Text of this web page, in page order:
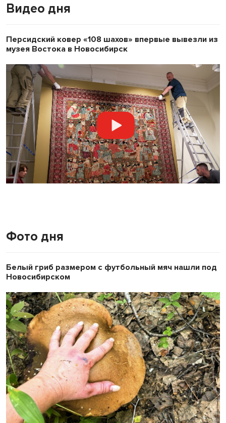
Видео дня
Персидский ковер «108 шахов» впервые вывезли из
музея Востока в Новосибирск
Фото дня
Белый гриб размером с футбольный мяч нашли под
Новосибирском